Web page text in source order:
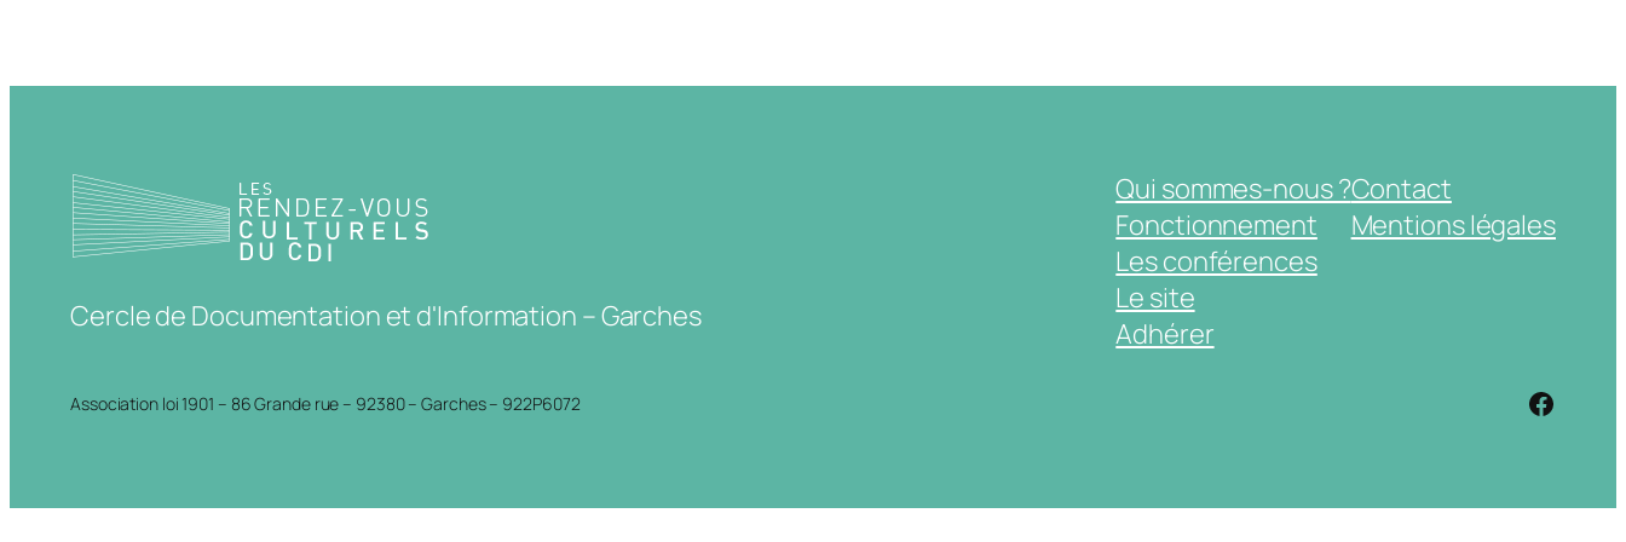
Cercle de Documentation et d'Information – Garches
Qui sommes-nous ?
Fonctionnement
Les conférences
Le site
Adhérer
Contact
Mentions légales
Association loi 1901 – 86 Grande rue – 92380 – Garches – 922P6072